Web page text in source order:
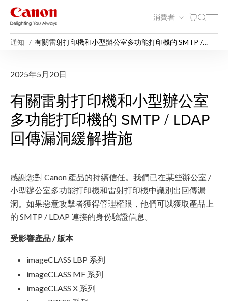
消費者
通知
有關雷射打印機和小型辦公室多功能打印機的 SMTP /
有關雷射打印機和小型辦公
2025年5月20日
有關雷射打印機和小型辦公室
多功能打印機的 SMTP / LDAP
回傳漏洞緩解措施
感謝您對 Canon 產品的持續信任。我們已在某些辦公室 /
小型辦公室多功能打印機和雷射打印機中識別出回傳漏
洞。如果惡意攻擊者獲得管理權限，他們可以獲取產品上
的 SMTP / LDAP 連接的身份驗證信息。
受影響產品 / 版本
imageCLASS LBP 系列
imageCLASS MF 系列
imageCLASS X 系列